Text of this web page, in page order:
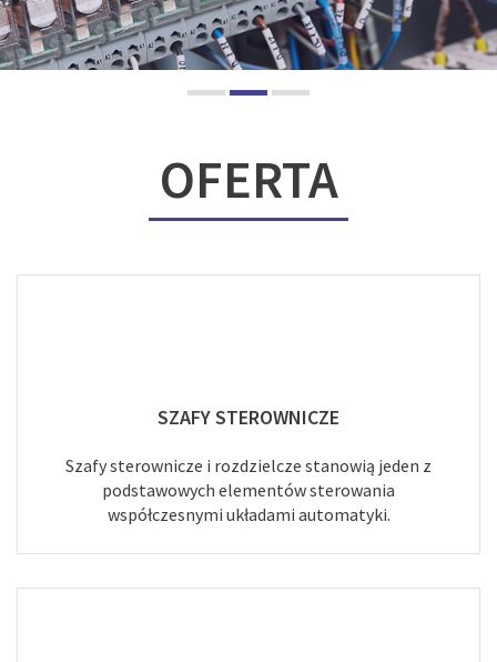
OFERTA
SZAFY STEROWNICZE
Szafy sterownicze i rozdzielcze stanowią jeden z
podstawowych elementów sterowania
współczesnymi układami automatyki.